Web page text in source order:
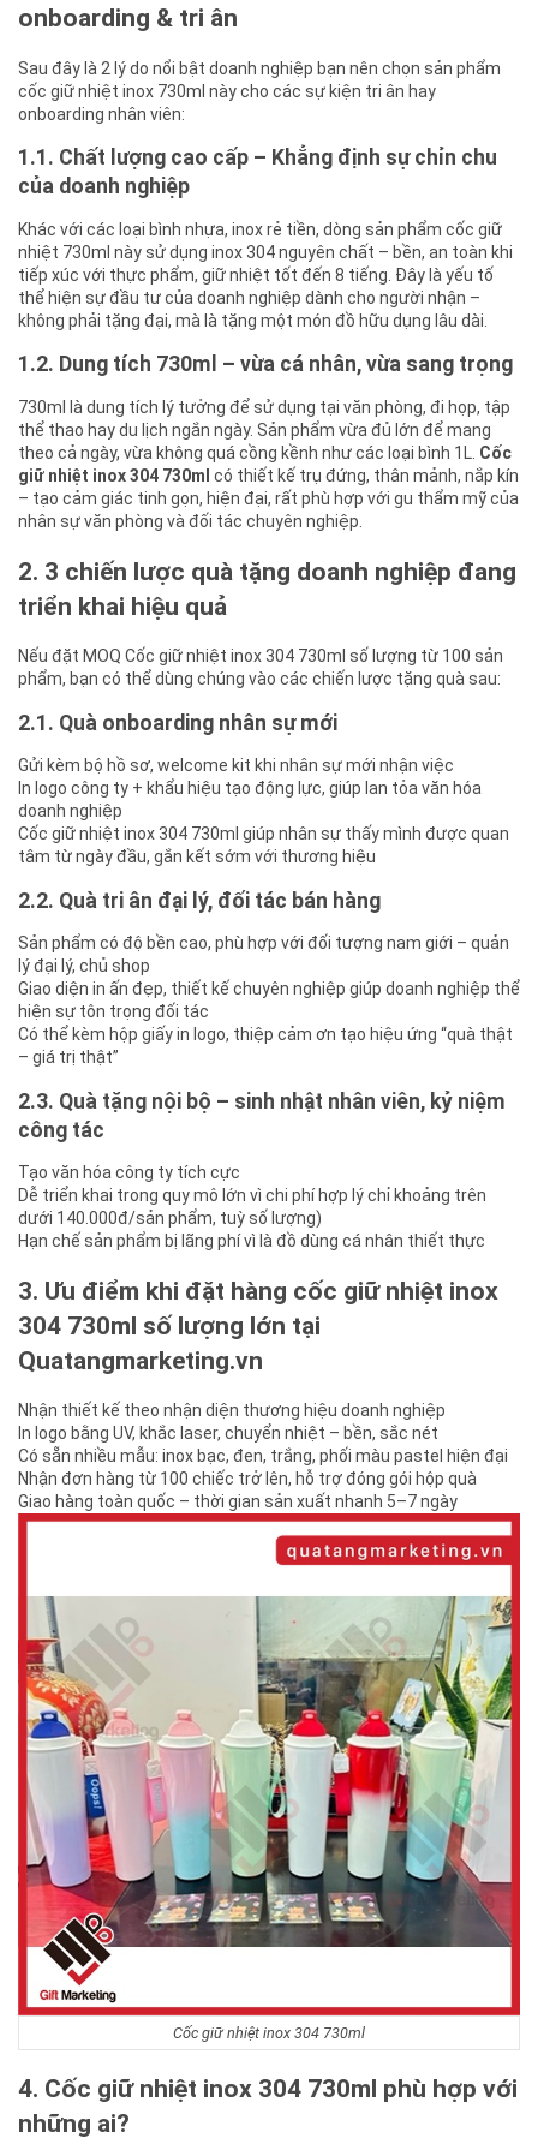
onboarding & tri ân
Sau đây là 2 lý do nổi bật doanh nghiệp bạn nên chọn sản phẩm
cốc giữ nhiệt inox 730ml này cho các sự kiện tri ân hay
onboarding nhân viên:
1.1. Chất lượng cao cấp – Khẳng định sự chỉn chu
của doanh nghiệp
Khác với các loại bình nhựa, inox rẻ tiền, dòng sản phẩm cốc giữ
nhiệt 730ml này sử dụng inox 304 nguyên chất – bền, an toàn khi
tiếp xúc với thực phẩm, giữ nhiệt tốt đến 8 tiếng. Đây là yếu tố
thể hiện sự đầu tư của doanh nghiệp dành cho người nhận –
không phải tặng đại, mà là tặng một món đồ hữu dụng lâu dài.
1.2. Dung tích 730ml – vừa cá nhân, vừa sang trọng
730ml là dung tích lý tưởng để sử dụng tại văn phòng, đi họp, tập
thể thao hay du lịch ngắn ngày. Sản phẩm vừa đủ lớn để mang
theo cả ngày, vừa không quá cồng kềnh như các loại bình 1L. Cốc
giữ nhiệt inox 304 730ml có thiết kế trụ đứng, thân mảnh, nắp kín
– tạo cảm giác tinh gọn, hiện đại, rất phù hợp với gu thẩm mỹ của
nhân sự văn phòng và đối tác chuyên nghiệp.
2. 3 chiến lược quà tặng doanh nghiệp đang
triển khai hiệu quả
Nếu đặt MOQ Cốc giữ nhiệt inox 304 730ml số lượng từ 100 sản
phẩm, bạn có thể dùng chúng vào các chiến lược tặng quà sau:
2.1. Quà onboarding nhân sự mới
Gửi kèm bộ hồ sơ, welcome kit khi nhân sự mới nhận việc
In logo công ty + khẩu hiệu tạo động lực, giúp lan tỏa văn hóa
doanh nghiệp
Cốc giữ nhiệt inox 304 730ml giúp nhân sự thấy mình được quan
tâm từ ngày đầu, gắn kết sớm với thương hiệu
2.2. Quà tri ân đại lý, đối tác bán hàng
Sản phẩm có độ bền cao, phù hợp với đối tượng nam giới – quản
lý đại lý, chủ shop
Giao diện in ấn đẹp, thiết kế chuyên nghiệp giúp doanh nghiệp thể
hiện sự tôn trọng đối tác
Có thể kèm hộp giấy in logo, thiệp cảm ơn tạo hiệu ứng “quà thật
– giá trị thật”
2.3. Quà tặng nội bộ – sinh nhật nhân viên, kỷ niệm
công tác
Tạo văn hóa công ty tích cực
Dễ triển khai trong quy mô lớn vì chi phí hợp lý chỉ khoảng trên
dưới 140.000đ/sản phẩm, tuỳ số lượng)
Hạn chế sản phẩm bị lãng phí vì là đồ dùng cá nhân thiết thực
3. Ưu điểm khi đặt hàng cốc giữ nhiệt inox
304 730ml số lượng lớn tại
Quatangmarketing.vn
Nhận thiết kế theo nhận diện thương hiệu doanh nghiệp
In logo bằng UV, khắc laser, chuyển nhiệt – bền, sắc nét
Có sẵn nhiều mẫu: inox bạc, đen, trắng, phối màu pastel hiện đại
Nhận đơn hàng từ 100 chiếc trở lên, hỗ trợ đóng gói hộp quà
Giao hàng toàn quốc – thời gian sản xuất nhanh 5–7 ngày
Cốc giữ nhiệt inox 304 730ml
4. Cốc giữ nhiệt inox 304 730ml phù hợp với
những ai?